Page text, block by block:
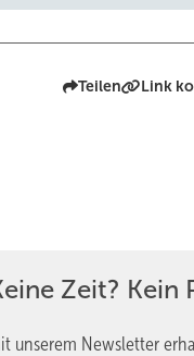
Teilen Link
Zeit? Kein
unserem Newsletter